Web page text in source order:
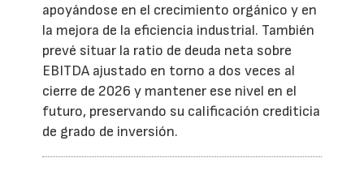
apoyándose en el crecimiento orgánico y en
la mejora de la eficiencia industrial. También
prevé situar la ratio de deuda neta sobre
EBITDA ajustado en torno a dos veces al
cierre de 2026 y mantener ese nivel en el
futuro, preservando su calificación crediticia
de grado de inversión.